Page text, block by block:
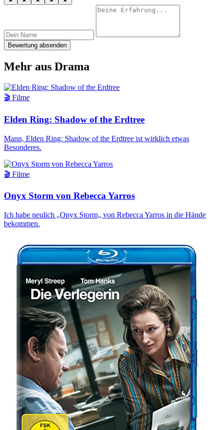
Bewertung absenden
Mehr aus Drama
🎬 Filme
Elden Ring: Shadow of the Erdtree
Mann, Elden Ring: Shadow of the Erdtree ist wirklich etwas
Besonderes.
🎬 Filme
Onyx Storm von Rebecca Yarros
Ich habe neulich „Onyx Storm„ von Rebecca Yarros in die Hände
bekommen.